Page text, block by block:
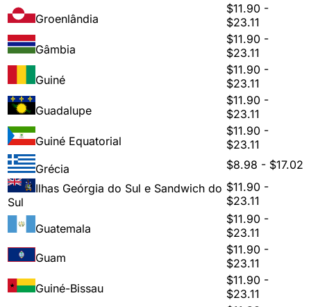
Groenlândia
$11.90 -
$23.11
Gâmbia
$11.90 -
$23.11
Guiné
$11.90 -
$23.11
Guadalupe
$11.90 -
$23.11
Guiné Equatorial
$11.90 -
$23.11
Grécia
$8.98 - $17.02
Ilhas Geórgia do Sul e Sandwich do
Sul
$11.90 -
$23.11
Guatemala
$11.90 -
$23.11
Guam
$11.90 -
$23.11
Guiné-Bissau
$11.90 -
$23.11